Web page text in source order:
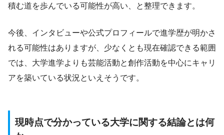
積む道を歩んでいる可能性が高い、と整理できます。
今後、インタビューや公式プロフィールで進学歴が明かさ
れる可能性はありますが、少なくとも現在確認できる範囲
では、大学進学よりも芸能活動と創作活動を中心にキャリ
アを築いている状況といえそうです。
現時点で分かっている大学に関する結論とは何